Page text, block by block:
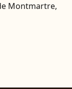
Montmartre,